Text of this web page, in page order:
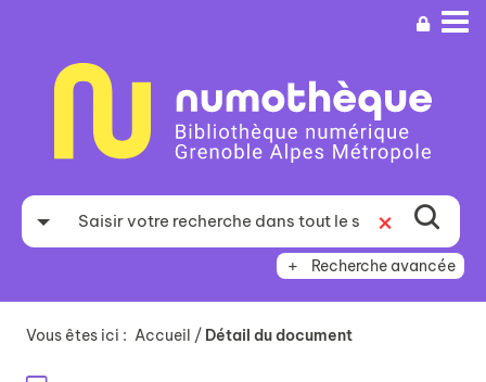
recherche
Recherche avancée
Vous êtes ici : Accueil / Détail du document